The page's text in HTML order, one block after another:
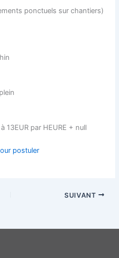
ponctuels sur chantiers)
13EUR par HEURE + null
postuler
SUIVANT